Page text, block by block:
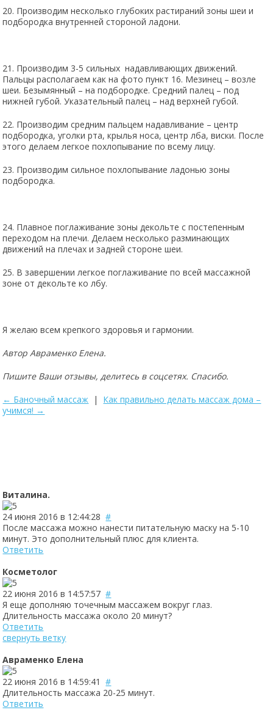
20. Производим несколько глубоких растираний зоны шеи и
подбородка внутренней стороной ладони.
21. Производим 3-5 сильных надавливающих движений.
Пальцы располагаем как на фото пункт 16. Мезинец – возле
шеи. Безымянный – на подбородке. Средний палец – под
нижней губой. Указательный палец – над верхней губой.
22. Производим средним пальцем надавливание – центр
подбородка, уголки рта, крылья носа, центр лба, виски. После
этого делаем легкое похлопывание по всему лицу.
23. Производим сильное похлопывание ладонью зоны
подбородка.
24. Плавное поглаживание зоны декольте с постепенным
переходом на плечи. Делаем несколько разминающих
движений на плечах и задней стороне шеи.
25. В завершении легкое поглаживание по всей массажной
зоне от декольте ко лбу.
Я желаю всем крепкого здоровья и гармонии.
Автор Авраменко Елена.
Пишите Ваши отзывы, делитесь в соцсетях. Спасибо.
← Баночный массаж | Как правильно делать массаж дома –
учимся! →
Виталина.
24 июня 2016 в 12:44:28#
После массажа можно нанести питательную маску на 5-10
минут. Это дополнительный плюс для клиента.
Ответить
Косметолог
22 июня 2016 в 14:57:57#
Я еще дополняю точечным массажем вокруг глаз.
Длительность массажа около 20 минут?
Ответить
свернуть ветку
Авраменко Елена
22 июня 2016 в 14:59:41#
Длительность массажа 20-25 минут.
Ответить